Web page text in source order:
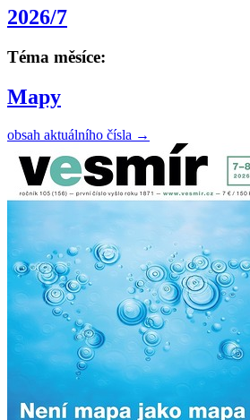
2026/7
Téma měsíce:
Mapy
obsah aktuálního čísla →